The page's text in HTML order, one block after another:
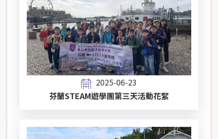
2025-06-23
芬蘭STEAM遊學團第三天活動花絮